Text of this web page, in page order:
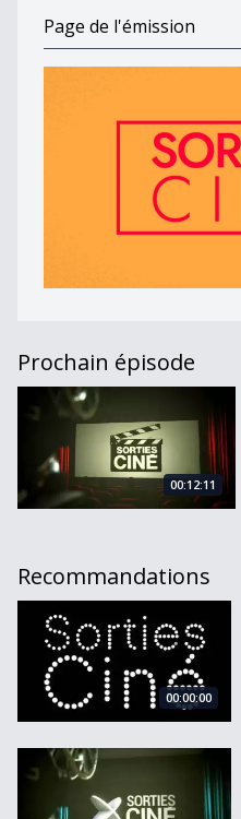
Page de l'émission
Prochain épisode
Sorties Ciné - En salles le
00:12:11
Recommandations
Sorties Ciné du 05.10.10
00:00:00
Sorties Ciné - En salles le